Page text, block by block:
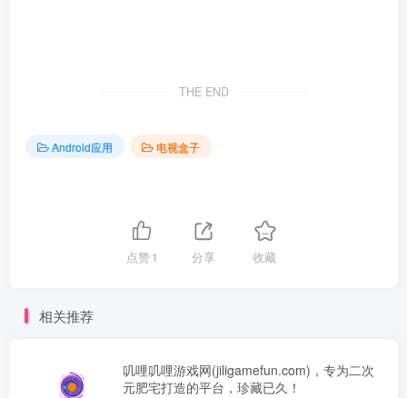
THE END
Android应用 电视盒子
点赞1 分享 收藏
相关推荐
叽哩叽哩游戏网(jiligamefun.com)，专为二次
元肥宅打造的平台，珍藏已久！